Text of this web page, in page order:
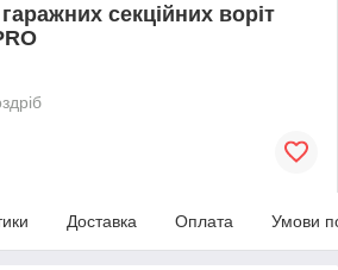
секційних воріт
Доставка Оплата Умови